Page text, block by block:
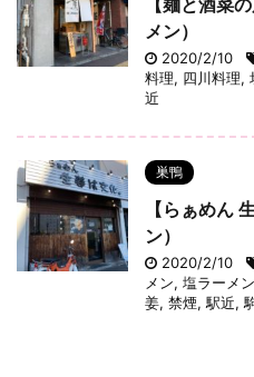
【麺と酒菜
メン）
2020/2/10
料理, 四川料理,
近
巣鴨
【らぁめん
ン）
2020/2/10
メン, 塩ラーメン
姜, 禁煙, 駅近,